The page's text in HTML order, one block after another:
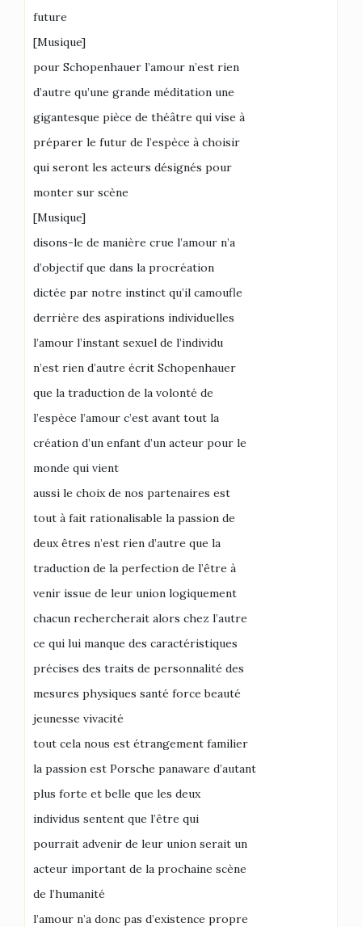
future
[Musique]
pour Schopenhauer l’amour n’est rien
d’autre qu’une grande méditation une
gigantesque pièce de théâtre qui vise à
préparer le futur de l’espèce à choisir
qui seront les acteurs désignés pour
monter sur scène
[Musique]
disons-le de manière crue l’amour n’a
d’objectif que dans la procréation
dictée par notre instinct qu’il camoufle
derrière des aspirations individuelles
l’amour l’instant sexuel de l’individu
n’est rien d’autre écrit Schopenhauer
que la traduction de la volonté de
l’espèce l’amour c’est avant tout la
création d’un enfant d’un acteur pour le
monde qui vient
aussi le choix de nos partenaires est
tout à fait rationalisable la passion de
deux êtres n’est rien d’autre que la
traduction de la perfection de l’être à
venir issue de leur union logiquement
chacun rechercherait alors chez l’autre
ce qui lui manque des caractéristiques
précises des traits de personnalité des
mesures physiques santé force beauté
jeunesse vivacité
tout cela nous est étrangement familier
la passion est Porsche panaware d’autant
plus forte et belle que les deux
individus sentent que l’être qui
pourrait advenir de leur union serait un
acteur important de la prochaine scène
de l’humanité
l’amour n’a donc pas d’existence propre